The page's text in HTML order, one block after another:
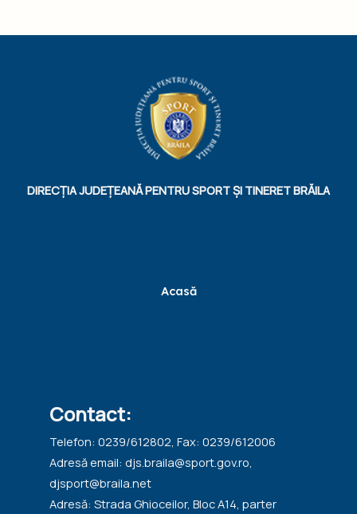
DIRECȚIA JUDEȚEANĂ PENTRU SPORT ȘI TINERET BRĂILA
Acasă
Contact:
Telefon: 0239/612802, Fax: 0239/612006
Adresă email: djs.braila@sport.gov.ro,
djsport@braila.net
Adresă: Strada Ghioceilor, Bloc A14, parter